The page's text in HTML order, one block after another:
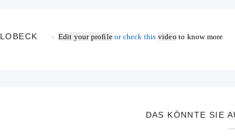
LOBECK Edit your profileor check this video to know more
DAS KÖNNTE SIE